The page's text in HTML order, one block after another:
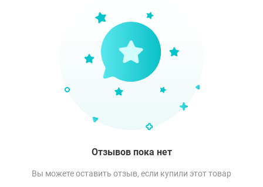
Отзывов пока нет
Вы можете оставить отзыв, если купили этот товар